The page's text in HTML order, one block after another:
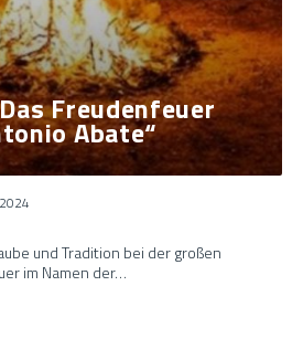
Freudenfeuer
Abate“
und Tradition bei der großen
im Namen der…